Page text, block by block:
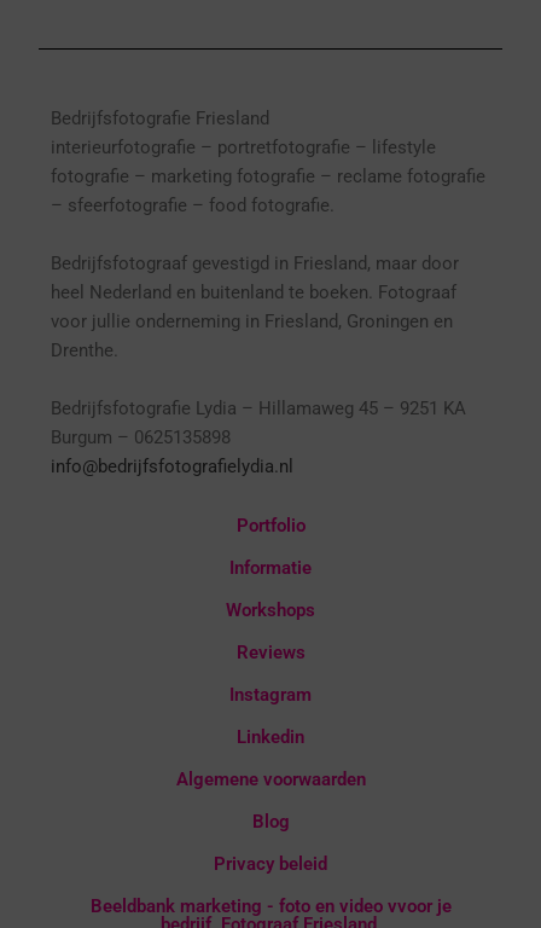
Bedrijfsfotografie Friesland
interieurfotografie – portretfotografie – l ifestyle
fotografie – marketing fotografie – reclame fotografie
– sfeerfotografie – food fotografie.
Bedrijfsfotograaf gevestigd in Friesland, maar door
heel Nederland en buitenland te boeken. Fotograaf
voor jullie onderneming in Friesland, Groningen en
Drenthe.
Bedrijfsfotografie Lydia – Hillamaweg 45 – 9251 KA
Burgum – 0625135898
info@bedrijfsfotografielydia.nl
Portfolio
Informatie
Workshops
Reviews
Instagram
Linkedin
Algemene voorwaarden
Blog
Privacy beleid
Beeldbank marketing - foto en video vvoor je